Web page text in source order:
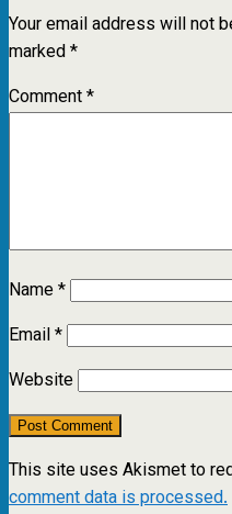
Your email address will not
marked*
Comment*
Name*
Email*
Website
This site uses Akismet to
comment data is processed.